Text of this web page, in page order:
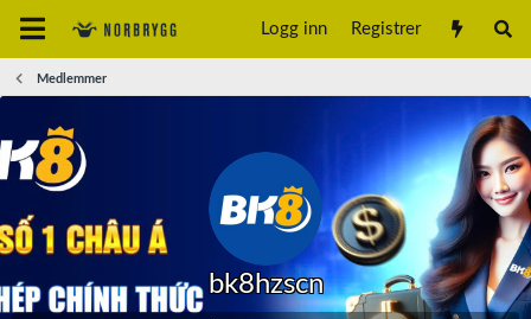
Logg inn Registrer
Medlemmer
bk8hzscn